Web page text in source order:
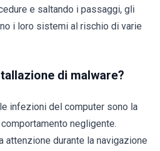
e saltando i passaggi, gli
i loro sistemi al rischio di varie
di malware?
infezioni del computer sono la
negligente.
attenzione durante la navigazione